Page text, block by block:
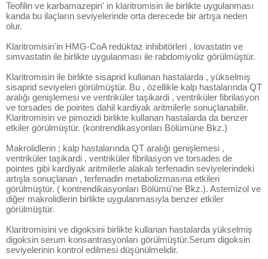
Teofilin ve karbamazepin' in klaritromisin ile birlikte uygulanması
kanda bu ilaçların seviyelerinde orta derecede bir artışa neden
olur.
Klaritromisin'in HMG-CoA redüktaz inhibitörleri , lovastatin ve
simvastatin ile birlikte uygulanması ile rabdomiyoliz görülmüştür.
Klaritromisin ile birlikte sisaprid kullanan hastalarda , yükselmiş
sisaprid seviyeleri görülmüştür. Bu , özellikle kalp hastalarında QT
aralığı genişlemesi ve ventriküler taşikardi , ventriküler fibrilasyon
ve torsades de pointes dahil kardiyak aritmilerle sonuçlanabilir.
Klaritromisin ve pimozidi birlikte kullanan hastalarda da benzer
etkiler görülmüştür. (kontrendikasyonları Bölümüne Bkz.)
Makrolidlerin ; kalp hastalarında QT aralığı genişlemesi ,
ventriküler taşikardi , ventriküler fibrilasyon ve torsades de
pointes gibi kardiyak aritmilerle alakalı terfenadin seviyelerindeki
artışla sonuçlanan , terfenadin metabolizmasına etkileri
görülmüştür. ( kontrendikasyonları Bölümü'ne Bkz.). Astemizol ve
diğer makrolidlerin birlikte uygulanmasıyla benzer etkiler
görülmüştür.
Klaritromisini ve digoksini birlikte kullanan hastalarda yükselmiş
digoksin serum konsantrasyonları görülmüştür.Serum digoksin
seviyelerinin kontrol edilmesi düşünülmelidir.